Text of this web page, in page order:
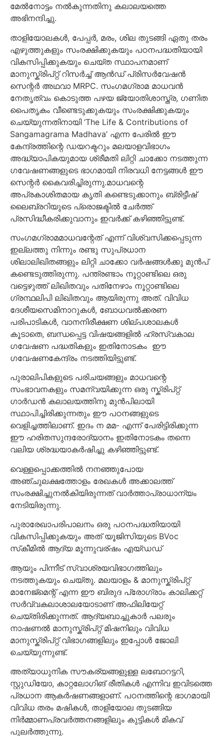
മേൽനോട്ടം നൽകുന്നതിനു കലാലയത്തെ
അഭിനന്ദിച്ചു.
താളിയോലകൾ, പേപ്പർ, മരം, ശില തുടങ്ങി ഏതു തരം
എഴുത്തുകളും സംരക്ഷിക്കുകയും പഠനപദ്ധതിയായി
വികസിപ്പിക്കുകയും ചെയ്ത സ്ഥാപനമാണ്
മാനുസ്ക്രിപ്റ്റ് റിസർച്ച് ആൻഡ് പ്രിസർവേഷൻ
സെന്റർ അഥവാ MRPC. സംഗമഗ്രാമ മാധവൻ
നേതൃത്വം കൊടുത്ത പഴയ ജ്യോതിശാസ്ത്ര, ഗണിത
പൈതൃകം വീണ്ടെടുക്കുകയും സംരക്ഷിക്കുകയും
ചെയ്യുന്നതിനായി ‘The Life & Contributions of
Sangamagrama Madhava’ എന്ന പേരിൽ ഈ
കേന്ദ്രത്തിന്റെ ഡയറക്ടറും മലയാളവിഭാഗം
അദ്ധ്യാപികയുമായ ശ്രീമതി ലിറ്റി ചാക്കോ നടത്തുന്ന
ഗവേഷണങ്ങളുടെ ഭാഗമായി നിരവധി നേട്ടങ്ങൾ ഈ
സെന്റർ കൈവരിച്ചിരുന്നു.മാധവന്റെ
അപ്രകാശിതമായ കൃതി കണ്ടെടുക്കാനും ബ്രിട്ടീഷ്
ലൈബ്രറിയുടെ പ്രൊജക്ടിൽ ചേർത്ത്
പ്രസിദ്ധീകരിക്കുവാനും ഇവർക്ക് കഴിഞ്ഞിട്ടുണ്ട്.
സംഗമഗ്രാമമാധവന്റേത് എന്ന് വിശ്വസിക്കപ്പെടുന്ന
ഇല്ലത്തു നിന്നും രണ്ടു സുപ്രധാന
ശിലാലിഖിതങ്ങളും ലിറ്റി ചാക്കോ വർഷങ്ങൾക്കു മുൻപ്
കണ്ടെടുത്തിരുന്നു. പന്ത്രണ്ടാം നൂറ്റാണ്ടിലെ ഒരു
വട്ടെഴുത്ത് ലിഖിതവും പതിനേഴാം നൂറ്റാണ്ടിലെ
ഗ്രന്ഥലിപി ലിഖിതവും ആയിരുന്നു അത്. വിവിധ
ദേശീയസെമിനാറുകൾ, ബോധവൽക്കരണ
പരിപാടികൾ, വാനനിരീക്ഷണ ശില്പശാലകൾ
കൂടാതെ, ബന്ധപ്പെട്ട വിഷയങ്ങളിൽ ഹ്രസ്വകാല
ഗവേഷണ പദ്ധതികളും ഇതിനോടകം ഈ
ഗവേഷണകേന്ദ്രം നടത്തിയിട്ടുണ്ട്.
പുരാലിപികളുടെ പരിചയങ്ങളും മാധവന്റെ
സംഭാവനകളും സമന്വയിക്കുന്ന ഒരു സ്ക്രിപ്റ്റ്
ഗാർഡൻ കലാലയത്തിനു മുൻപിലായി
സ്ഥാപിച്ചിരിക്കുന്നതും ഈ പഠനങ്ങളുടെ
വെളിച്ചത്തിലാണ്. ഇദം ന മമ- എന്ന് പേരിട്ടിരിക്കുന്ന
ഈ ഹരിതസുന്ദരോദ്യാനം ഇതിനോടകം തന്നെ
വലിയ ശ്രദ്ധയാകർഷിച്ചു കഴിഞ്ഞിട്ടുണ്ട്.
വെള്ളപ്പൊക്കത്തിൽ നനഞ്ഞുപോയ
അഞ്ചുലക്ഷത്തോളം രേഖകൾ അക്കാലത്ത്
സംരക്ഷിച്ചുനൽകിയിരുന്നത് വാർത്താപ്രാധാന്യം
നേടിയിരുന്നു.
പുരാരേഖാപരിപാലനം ഒരു പഠനപദ്ധതിയായി
വികസിപ്പിക്കുകയും അത് യൂജിസിയുടെ BVoc
സ്‌കീമിൽ ആദ്യ മൂന്നുവര്ഷം എയ്ഡഡ്
ആയും പിന്നീട് സ്വാശ്രയവിഭാഗത്തിലും
നടത്തുകയും ചെയ്തു. മലയാളം & മാനുസ്ക്രിപ്റ്റ്
മാനേജ്‌മെന്റ് എന്ന ഈ ബിരുദ പ്രോഗ്രാം കാലിക്കറ്റ്
സർവ്വകലാശാലയോടാണ് അഫിലിയേറ്റ്
ചെയ്തിരിക്കുന്നത്. ആദ്യബാച്ചുകാർ പലരും
നാഷണൽ മാനുസ്ക്രിപ്റ്റ് മിഷനിലും വിവിധ
മാനുസ്ക്രിപ്റ്റ് വിഭാഗങ്ങളിലും ഇപ്പോൾ ജോലി
ചെയ്യുന്നുണ്ട്.
അത്യാധുനിക സൗകര്യങ്ങളുള്ള ലബോറട്ടറി,
സ്റ്റുഡിയോ, കാറ്റലോഗിങ് രീതികൾ എന്നിവ ഇവിടത്തെ
പ്രധാന ആകർഷണങ്ങളാണ്. പഠനത്തിന്റെ ഭാഗമായി
വിവിധ തരം മഷികൾ, താളിയോല തുടങ്ങിയ
നിർമ്മാണപ്രവർത്തനങ്ങളിലും കുട്ടികൾ മികവ്
പുലർത്തുന്നു.